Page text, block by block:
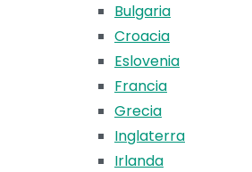
Bulgaria
Croacia
Eslovenia
Francia
Grecia
Inglaterra
Irlanda